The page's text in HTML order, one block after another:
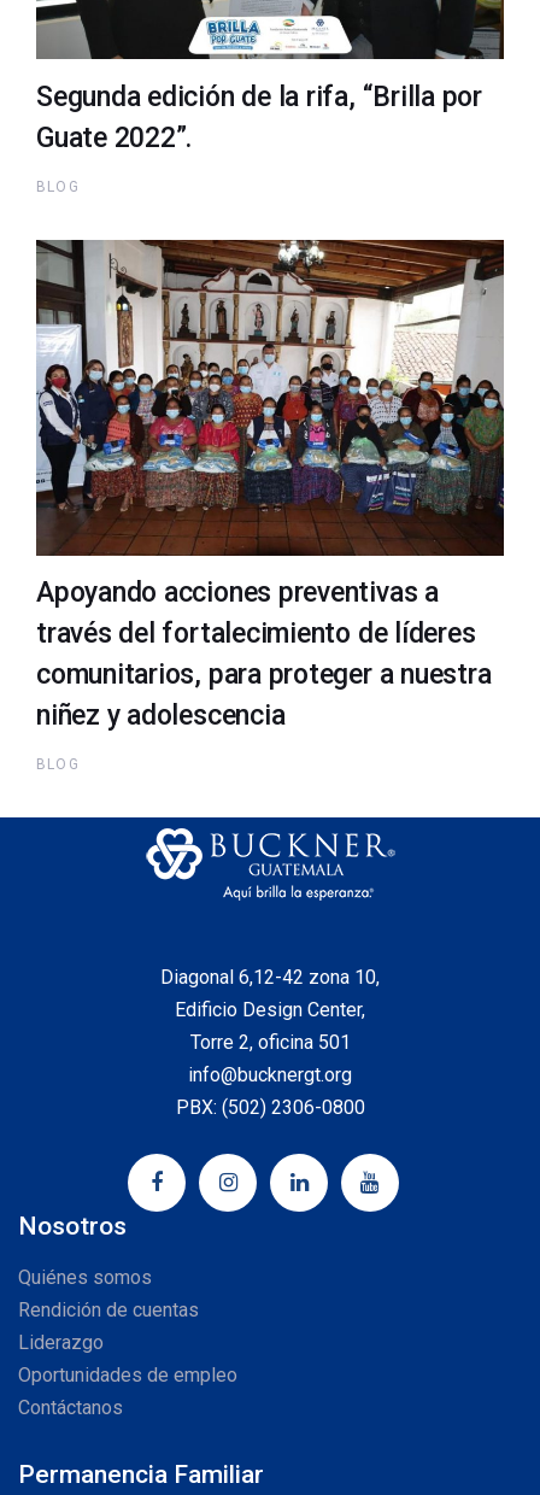
Segunda edición de la rifa, “Brilla por
Guate 2022”.​
BLOG
Apoyando acciones preventivas a
través del fortalecimiento de líderes
comunitarios, para proteger a nuestra
niñez y adolescencia
BLOG
Diagonal 6,12-42 zona 10,
Edificio Design Center,
Torre 2, oficina 501
info@bucknergt.org
PBX: (502) 2306-0800
Nosotros
Quiénes somos
Rendición de cuentas
Liderazgo
Oportunidades de empleo
Contáctanos
Permanencia Familiar